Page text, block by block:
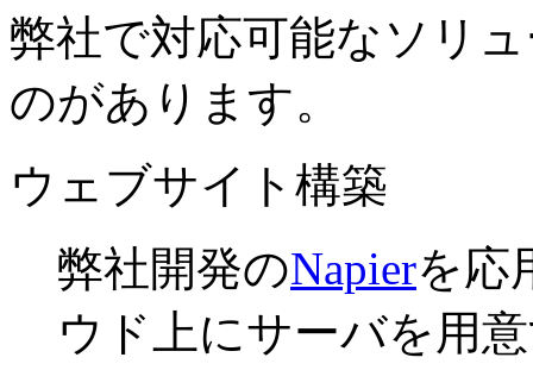
弊社で対応可能なソリ
のがあります。
ウェブサイト構築
弊社開発のNapierを応
ウド上にサーバを用